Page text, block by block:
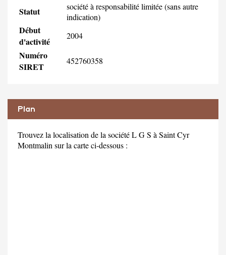
Statut
société à responsabilité limitée (sans autre
indication)
Début
d'activité
2004
Numéro
SIRET
452760358
Plan
Trouvez la localisation de la société L G S à Saint Cyr
Montmalin sur la carte ci-dessous :